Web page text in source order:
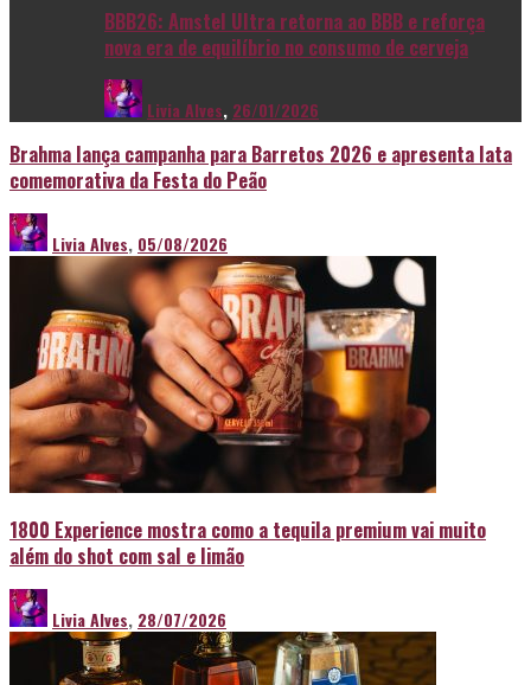
BBB26: Amstel Ultra retorna ao BBB e reforça
nova era de equilíbrio no consumo de cerveja
Livia Alves, 26/01/2026
Brahma lança campanha para Barretos 2026 e apresenta lata
comemorativa da Festa do Peão
Livia Alves, 05/08/2026
1800 Experience mostra como a tequila premium vai muito
além do shot com sal e limão
Livia Alves, 28/07/2026